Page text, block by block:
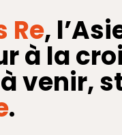
Re,
à la
venir,
.